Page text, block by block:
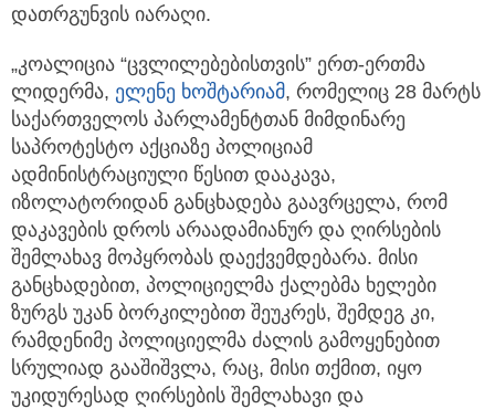
დათრგუნვის იარაღი.
„კოალიცია “ცვლილებებისთვის” ერთ-ერთმა
ლიდერმა, ელენე ხოშტარიამ, რომელიც 28 მარტს
საქართველოს პარლამენტთან მიმდინარე
საპროტესტო აქციაზე პოლიციამ
ადმინისტრაციული წესით დააკავა,
იზოლატორიდან განცხადება გაავრცელა, რომ
დაკავების დროს არაადამიანურ და ღირსების
შემლახავ მოპყრობას დაექვემდებარა. მისი
განცხადებით, პოლიციელმა ქალებმა ხელები
ზურგს უკან ბორკილებით შეუკრეს, შემდეგ კი,
რამდენიმე პოლიციელმა ძალის გამოყენებით
სრულიად გააშიშვლა, რაც, მისი თქმით, იყო
უკიდურესად ღირსების შემლახავი და